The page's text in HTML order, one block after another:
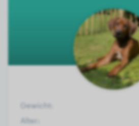
Gewicht:
Alter: